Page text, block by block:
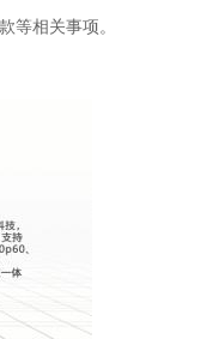
等相关事项。